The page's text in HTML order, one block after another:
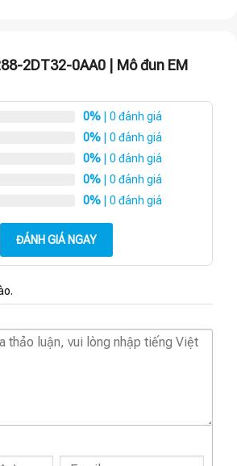
2DT32-0AA0 | Mô đun EM
0% | 0 đánh giá
0% | 0 đánh giá
0% | 0 đánh giá
0% | 0 đánh giá
0% | 0 đánh giá
ĐÁNH GIÁ NGAY